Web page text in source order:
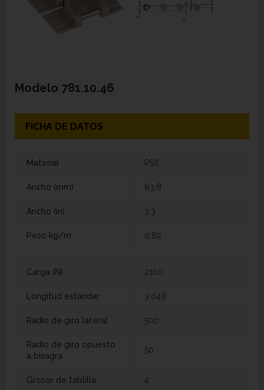
Modelo 781.10.46
FICHA DE DATOS
Material PSX
Ancho (mm) 83,8
Ancho (in) 3,3
Peso kg/m 0,82
Carga (N) 2100
Longitud estándar 3,048
Radio de giro lateral 500
Radio de giro opuesto
a bisagra
50
Grosor de tablilla 4